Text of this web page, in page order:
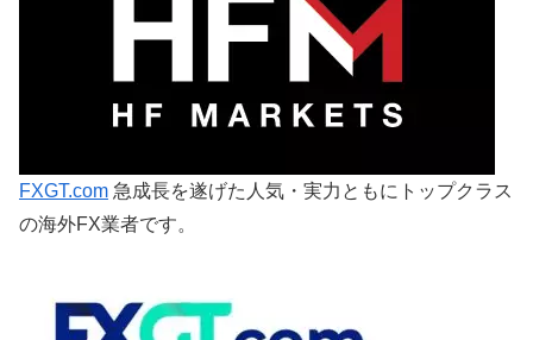
FXGT.com 急成長を遂げた人気・実力ともにトップクラス
の海外FX業者です。